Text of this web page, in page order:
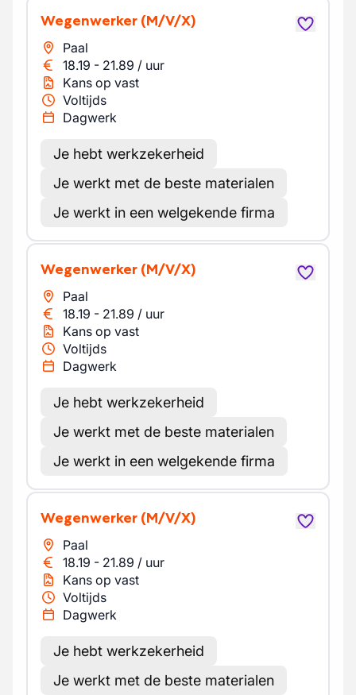
Wegenwerker (M/V/X)
Paal
18.19 - 21.89 / uur
Kans op vast
Voltijds
Dagwerk
Je hebt werkzekerheid
Je werkt met de beste materialen
Je werkt in een welgekende firma
Wegenwerker (M/V/X)
Paal
18.19 - 21.89 / uur
Kans op vast
Voltijds
Dagwerk
Je hebt werkzekerheid
Je werkt met de beste materialen
Je werkt in een welgekende firma
Wegenwerker (M/V/X)
Paal
18.19 - 21.89 / uur
Kans op vast
Voltijds
Dagwerk
Je hebt werkzekerheid
Je werkt met de beste materialen